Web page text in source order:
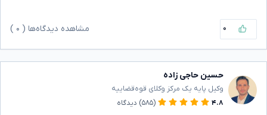
۰ مشاهده دیدگاه‌ها ( ۰
حسین حاجی زاده
وکیل پایه یک مرکز وکلای قوه‌قضاییه
۴.۸
(۵۸۵) دیدگاه